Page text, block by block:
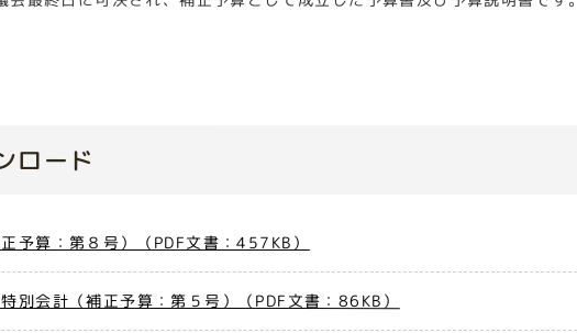
ロード
予算：第８号）（PDF文書：457KB）
別会計（補正予算：第５号）（PDF文書：86KB）